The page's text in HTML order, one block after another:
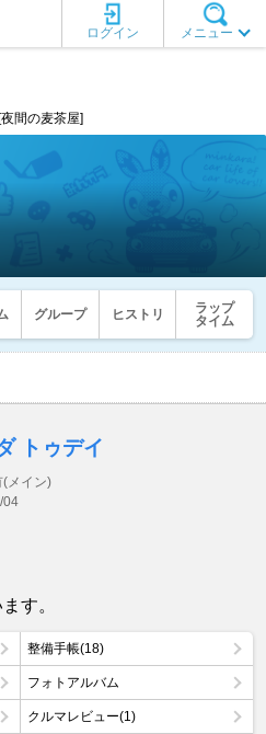
メニュー
ログイン
間の麦茶屋]
グループ ヒストリ
ラップ
タイム
トゥデイ
(メイン)
04
す。
整備手帳(18)
フォトアルバム
クルマレビュー(1)